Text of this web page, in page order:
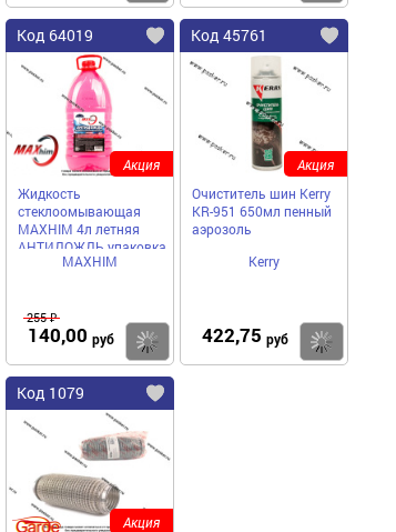
Код 64019
Жидкость
стеклоомывающая
MAXHIM 4л летняя
АНТИДОЖДЬ упаковка
ПЭТ MH1111RAIN
MAXHIM
255 ₽
140,00 руб Купить
Акция
Код 45761
Очиститель шин Kerry
KR-951 650мл пенный
аэрозоль
Kerry
422,75 руб
Акция
Код 1079
Акция